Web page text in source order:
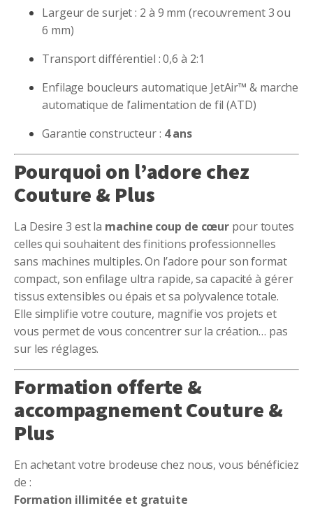
Largeur de surjet : 2 à 9 mm (recouvrement 3 ou
6 mm)
Transport différentiel : 0,6 à 2:1
Enfilage boucleurs automatique JetAir™ & marche
automatique de l’alimentation de fil (ATD)
Garantie constructeur : 4 ans
Pourquoi on l’adore chez
Couture & Plus
La Desire 3 est la machine coup de cœur pour toutes
celles qui souhaitent des finitions professionnelles
sans machines multiples. On l’adore pour son format
compact, son enfilage ultra rapide, sa capacité à gérer
tissus extensibles ou épais et sa polyvalence totale.
Elle simplifie votre couture, magnifie vos projets et
vous permet de vous concentrer sur la création… pas
sur les réglages.
Formation offerte &
accompagnement Couture &
Plus
En achetant votre brodeuse chez nous, vous bénéficiez
de :
Formation illimitée et gratuite